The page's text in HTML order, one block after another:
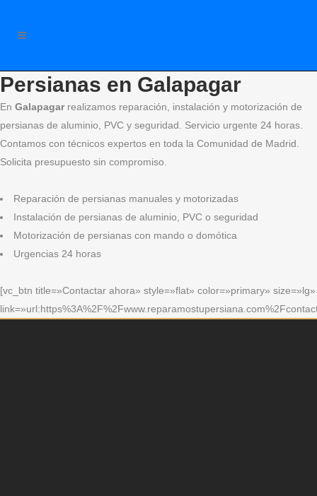
Persianas en Galapagar
En Galapagarrealizamos reparación, instalación y motorización de
persianas de aluminio, PVC y seguridad. Servicio urgente 24 horas.
Contamos con técnicos expertos en toda la Comunidad de Madrid.
Solicita presupuesto sin compromiso.
Reparación de persianas manuales y motorizadas
Instalación de persianas de aluminio, PVC o seguridad
Motorización de persianas con mando o domótica
Urgencias 24 horas
[vc_btn title=»Contactar ahora» style=»flat» color=»primary» size=»lg»